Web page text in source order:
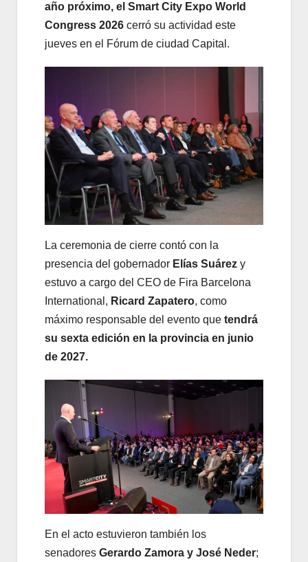
año próximo, el Smart City Expo World
Congress 2026 cerró su actividad este
jueves en el Fórum de ciudad Capital.
La ceremonia de cierre contó con la
presencia del gobernador Elías Suárez y
estuvo a cargo del CEO de Fira Barcelona
International, Ricard Zapatero, como
máximo responsable del evento que tendrá
su sexta edición en la provincia en junio
de 2027.
En el acto estuvieron también los
senadores Gerardo Zamora y José Neder;